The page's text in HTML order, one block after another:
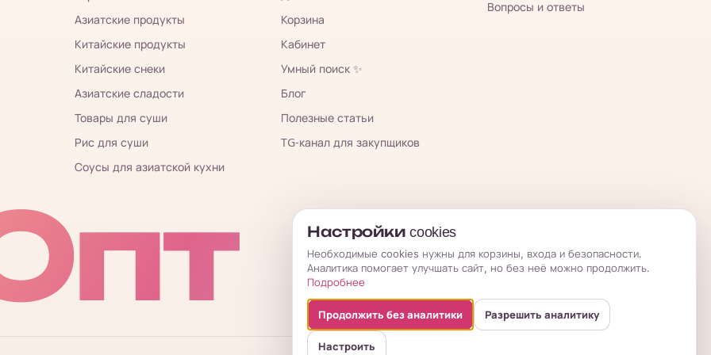
Азиатские продукты
Китайские продукты
Китайские снеки
Азиатские сладости
Товары для суши
Рис для суши
Соусы для азиатской кухни
Корзина
Кабинет
Умный поиск ✨
Блог
Полезные статьи
TG-канал для закупщиков
Вопросы и ответы
Настройки cookies
Необходимые cookies нужны для корзины, входа и безопасности.
Аналитика помогает улучшать сайт, но без неё можно продолжить.
Подробнее
Продолжить без аналитики Разрешить аналитику
Настроить